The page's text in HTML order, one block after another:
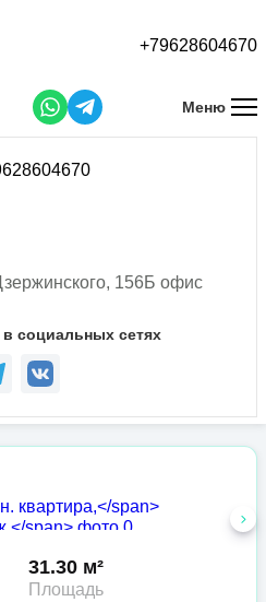
+79628604670
Меню
156Б офис
социальных сетях
31.30 м²
Площадь